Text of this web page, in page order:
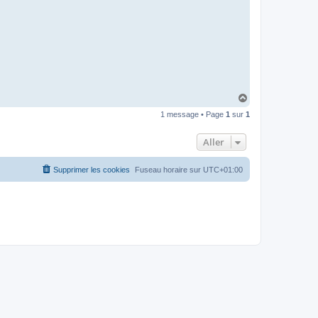
u
1 message • Page 1 sur 1
Aller
Fuseau horaire sur UTC+01:00
Supprimer les cookies